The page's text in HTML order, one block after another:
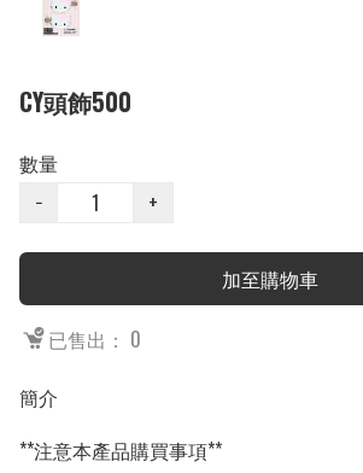
CY頭飾500
數量
−
+
加至購物車
已售出： 0
簡介
**注意本產品購買事項**